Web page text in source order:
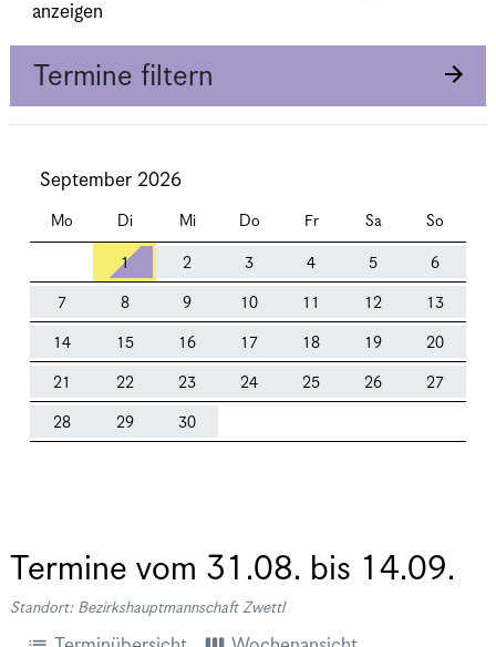
anzeigen
Termine filtern
September 2026
Mo Di Mi Do Fr Sa So
1 2 3 4 5 6
7 8 9 10 11 12 13
14 15 16 17 18 19 20
21 22 23 24 25 26 27
28 29 30
Termine vom 31.08. bis 14.09.
Standort: Bezirkshauptmannschaft Zwettl